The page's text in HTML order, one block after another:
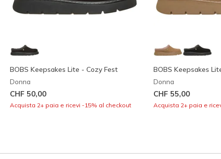
BOBS Keepsakes Lite - Cozy Fest
Donna
CHF 50,00
Acquista 2+ paia e ricevi -15% al checkout
BOBS Keepsakes
Donna
CHF 55,00
Acquista 2+ paia e